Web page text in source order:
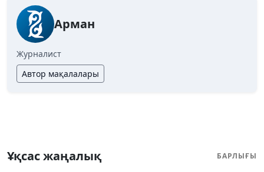
Арман
Журналист
Автор мақалалары
Ұқсас жаңалық БАРЛЫҒЫ